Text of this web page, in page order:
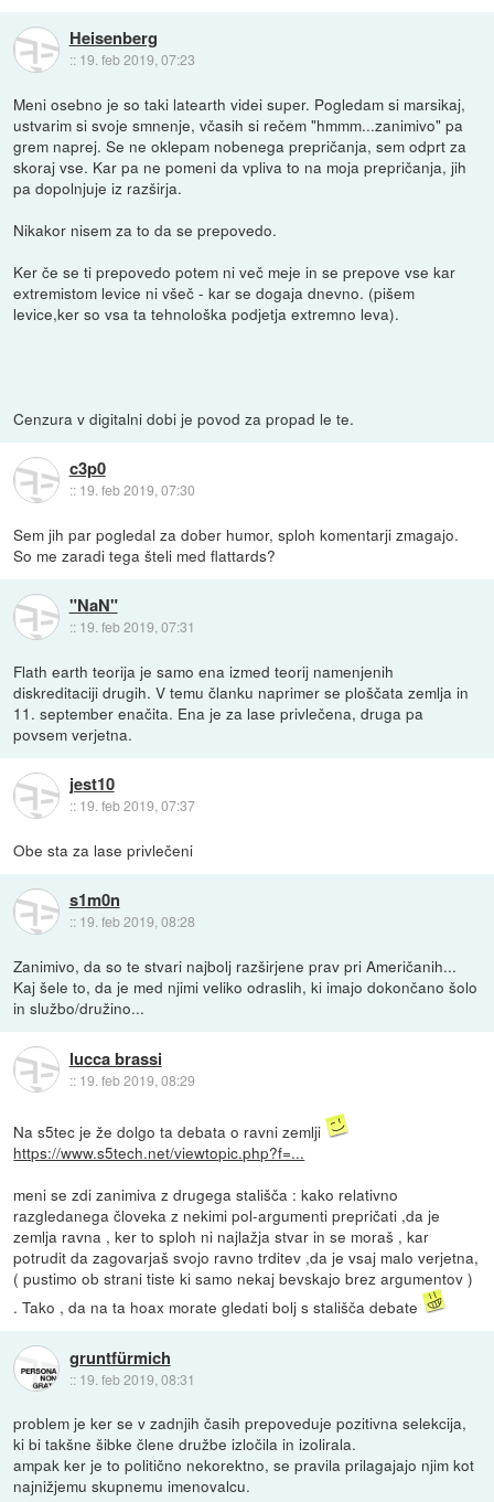
Heisenberg
:: 19. feb 2019, 07:23
Meni osebno je so taki latearth videi super. Pogledam si marsikaj,
ustvarim si svoje smnenje, včasih si rečem "hmmm...zanimivo" pa
grem naprej. Se ne oklepam nobenega prepričanja, sem odprt za
skoraj vse. Kar pa ne pomeni da vpliva to na moja prepričanja, jih
pa dopolnjuje iz razširja.
Nikakor nisem za to da se prepovedo.
Ker če se ti prepovedo potem ni več meje in se prepove vse kar
extremistom levice ni všeč - kar se dogaja dnevno. (pišem
levice,ker so vsa ta tehnološka podjetja extremno leva).
Cenzura v digitalni dobi je povod za propad le te.
c3p0
:: 19. feb 2019, 07:30
Sem jih par pogledal za dober humor, sploh komentarji zmagajo.
So me zaradi tega šteli med flattards?
"NaN"
:: 19. feb 2019, 07:31
Flath earth teorija je samo ena izmed teorij namenjenih
diskreditaciji drugih. V temu članku naprimer se ploščata zemlja in
11. september enačita. Ena je za lase privlečena, druga pa
povsem verjetna.
jest10
:: 19. feb 2019, 07:37
Obe sta za lase privlečeni
s1m0n
:: 19. feb 2019, 08:28
Zanimivo, da so te stvari najbolj razširjene prav pri Američanih...
Kaj šele to, da je med njimi veliko odraslih, ki imajo dokončano šolo
in službo/družino...
lucca brassi
:: 19. feb 2019, 08:29
Na s5tec je že dolgo ta debata o ravni zemlji
https://www.s5tech.net/viewtopic.php?f=...
meni se zdi zanimiva z drugega stališča : kako relativno
razgledanega človeka z nekimi pol-argumenti prepričati ,da je
zemlja ravna , ker to sploh ni najlažja stvar in se moraš , kar
potrudit da zagovarjaš svojo ravno trditev ,da je vsaj malo verjetna,
( pustimo ob strani tiste ki samo nekaj bevskajo brez argumentov )
. Tako , da na ta hoax morate gledati bolj s stališča debate
gruntfürmich
:: 19. feb 2019, 08:31
problem je ker se v zadnjih časih prepoveduje pozitivna selekcija,
ki bi takšne šibke člene družbe izločila in izolirala.
ampak ker je to politično nekorektno, se pravila prilagajajo njim kot
najnižjemu skupnemu imenovalcu.